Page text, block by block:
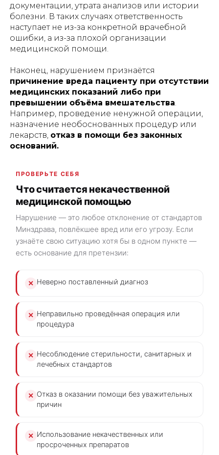
документации, утрата анализов или истории
болезни. В таких случаях ответственность
наступает не из-за конкретной врачебной
ошибки, а из-за плохой организации
медицинской помощи.
Наконец, нарушением признаётся
причинение вреда пациенту при отсутствии
медицинских показаний либо при
превышении объёма вмешательства.
Например, проведение ненужной операции,
назначение необоснованных процедур или
лекарств, отказ в помощи без законных
оснований.
ПРОВЕРЬТЕ СЕБЯ
Что считается некачественной
медицинской помощью
Нарушение — это любое отклонение от стандартов
Минздрава, повлёкшее вред или его угрозу. Если
узнаёте свою ситуацию хотя бы в одном пункте —
есть основание для претензии:
✕ Неверно поставленный диагноз
✕ Неправильно проведённая операция или
процедура
✕ Несоблюдение стерильности, санитарных и
лечебных стандартов
✕ Отказ в оказании помощи без уважительных
причин
✕ Использование некачественных или
просроченных препаратов